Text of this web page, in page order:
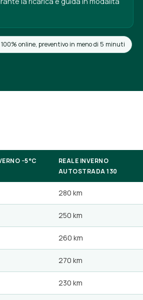
100% online, preventivo in meno di 5 minuti
−5°C
REALE INVERNO
AUTOSTRADA 130
280 km
250 km
260 km
270 km
230 km